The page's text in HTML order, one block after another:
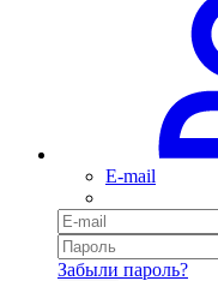
E-mail
Забыли пароль?